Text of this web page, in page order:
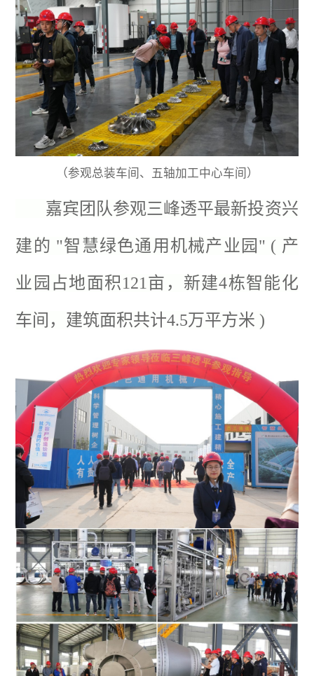
（参观总装车间、五轴加工中心车间）
嘉宾团队参观三峰透平最新投资兴
建的 "智慧绿色通用机械产业园" ( 产
业园占地面积121亩，新建4栋智能化
车间，建筑面积共计4.5万平方米 )